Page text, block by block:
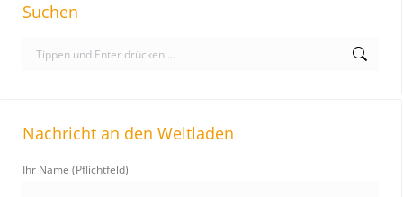
Suchen
c
:
Nachricht an den Weltladen
Ihr Name (Pflichtfeld)